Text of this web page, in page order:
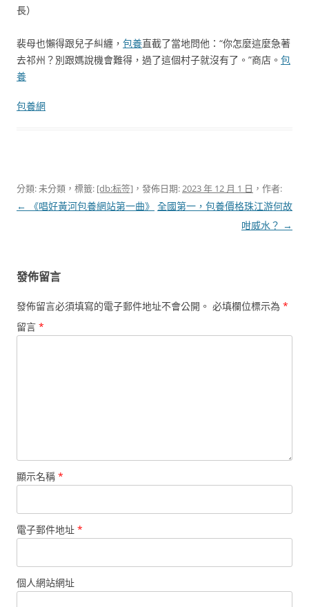
長）
裴母也懶得跟兒子糾纏， 包養直截了當地問他：“你怎麼這麼急著
去祁州？別跟媽說機會難得，過了這個村子就沒有了。”商店。 包
養
包養網
分類: 未分類，標籤: [db:标签] ，發佈日期:2023 年 12 月 1 日 ，作者:
文
← 《唱好黃河包養網站第一曲》 全國第一，包養價格珠江游何故
咁威水？ →
發佈留言
發佈留言必須填寫的電子郵件地址不會公開。 必填欄位標示為 *
留言 *
顯示名稱 *
電子郵件地址 *
個人網站網址